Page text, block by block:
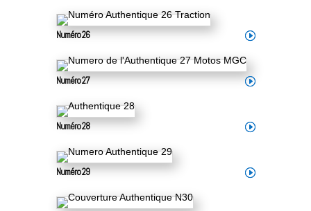
Numéro 26
Numéro 27
Numéro 28
Numéro 29